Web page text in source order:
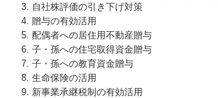
自社株評価の引き下げ対策
贈与の有効活用
配偶者への居住用不動産贈与
子・孫への住宅取得資金贈与
子・孫への教育資金贈与
生命保険の活用
新事業承継税制の有効活用